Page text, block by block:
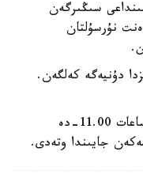
سىڭىرگەن
نۇرسۇلتان
1970 - جىلى 4 - تامىزدا دۇنيەگە كەلگەن.
قوشتاسۋ ءراسىمى 23 - قازان كۇنى ساعات 11.00-دە